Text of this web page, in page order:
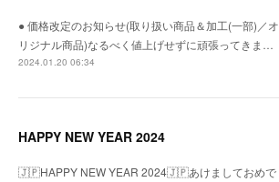
● 価格改定のお知らせ(取り扱い商品＆加工(一部)／オ
リジナル商品)なるべく値上げせずに頑張ってきま…
2024.01.20 06:34
HAPPY NEW YEAR 2024
🇯🇵HAPPY NEW YEAR 2024🇯🇵あけましておめで